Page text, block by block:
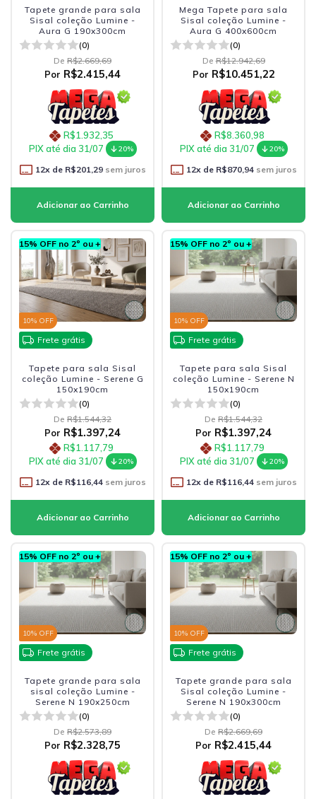
Tapete grande para sala
Sisal coleção Lumine -
Aura G 190x300cm
(0)
De R$2.669,69
Por R$2.415,44
R$1.932,35
PIX até dia 31/07
20%
12x de R$201,29sem juros
Mega Tapete para sala
Sisal coleção Lumine -
Aura G 400x600cm
(0)
De R$12.942,69
Por R$10.451,22
R$8.360,98
PIX até dia 31/07
20%
12x de R$870,94sem juros
15% OFF no 2º ou +
10% OFF
Frete grátis
Tapete para sala Sisal
coleção Lumine - Serene G
150x190cm
(0)
De R$1.544,32
Por R$1.397,24
R$1.117,79
PIX até dia 31/07
20%
12x de R$116,44sem juros
15% OFF no 2º ou +
10% OFF
Frete grátis
Tapete para sala Sisal
coleção Lumine - Serene N
150x190cm
(0)
De R$1.544,32
Por R$1.397,24
R$1.117,79
PIX até dia 31/07
20%
12x de R$116,44sem juros
15% OFF no 2º ou +
10% OFF
Frete grátis
Tapete grande para sala
sisal coleção Lumine -
Serene N 190x250cm
(0)
De R$2.573,89
Por R$2.328,75
15% OFF no 2º ou +
10% OFF
Frete grátis
Tapete grande para sala
Sisal coleção Lumine -
Serene N 190x300cm
(0)
De R$2.669,69
Por R$2.415,44